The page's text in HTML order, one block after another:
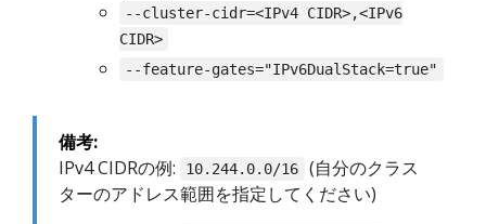
--cluster-cidr=<IPv4 CIDR>,<IPv6
CIDR>
--feature-gates="IPv6DualStack=true"
備考:
IPv4 CIDRの例:
10.244.0.0/16
(自分のクラス
ターのアドレス範囲を指定してください)